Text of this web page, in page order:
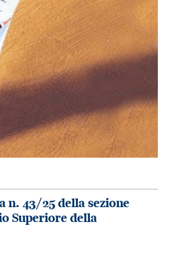
n. 43/25 della sezione
Superiore della